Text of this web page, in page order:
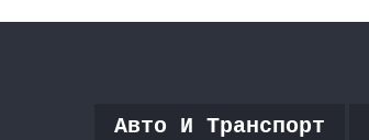
Авто И Транспорт